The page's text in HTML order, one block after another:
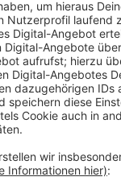
ersten vier Videos
Landtagswahlen
der
auf demTikTok-